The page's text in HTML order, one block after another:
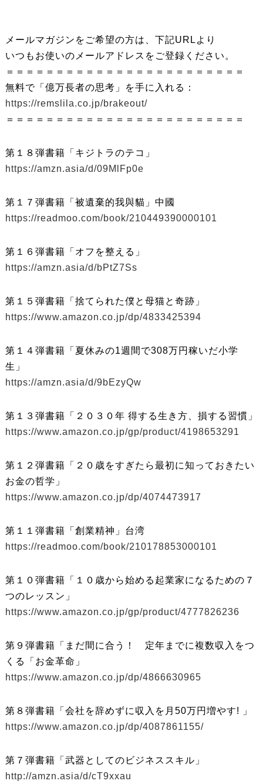
メールマガジンをご希望の方は、下記URLより
いつもお使いのメールアドレスをご登録ください。
＝＝＝＝＝＝＝＝＝＝＝＝＝＝＝＝＝＝＝＝＝＝＝＝
無料で「億万長者の思考」を手に入れる：
https://remslila.co.jp/brakeout/
＝＝＝＝＝＝＝＝＝＝＝＝＝＝＝＝＝＝＝＝＝＝＝＝
第１８弾書籍「キジトラのテコ」
https://amzn.asia/d/09MlFp0e
第１７弾書籍「被遺棄的我與貓」中國
https://readmoo.com/book/210449390000101
第１６弾書籍「オフを整える」
https://amzn.asia/d/bPtZ7Ss
第１５弾書籍「捨てられた僕と母猫と奇跡」
https://www.amazon.co.jp/dp/4833425394
第１４弾書籍「夏休みの1週間で308万円稼いだ小学
生」
https://amzn.asia/d/9bEzyQw
第１３弾書籍「２０３０年 得する生き方、損する習慣」
https://www.amazon.co.jp/gp/product/4198653291
第１２弾書籍「２０歳をすぎたら最初に知っておきたい
お金の哲学」
https://www.amazon.co.jp/dp/4074473917
第１１弾書籍「創業精神」台湾
https://readmoo.com/book/210178853000101
第１０弾書籍「１０歳から始める起業家になるための７
つのレッスン」
https://www.amazon.co.jp/gp/product/4777826236
第９弾書籍「まだ間に合う！ 定年までに複数収入をつ
くる「お金革命」
https://www.amazon.co.jp/dp/4866630965
第８弾書籍「会社を辞めずに収入を月50万円増やす! 」
https://www.amazon.co.jp/dp/4087861155/
第７弾書籍「武器としてのビジネススキル」
http://amzn.asia/d/cT9xxau